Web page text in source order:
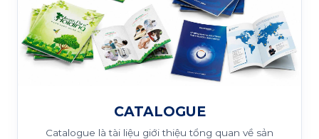
CATALOGUE
Catalogue là tài liệu giới thiệu tổng quan về sản